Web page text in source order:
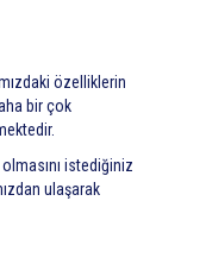
özelliklerin
bir çok
istediğiniz
ulaşarak